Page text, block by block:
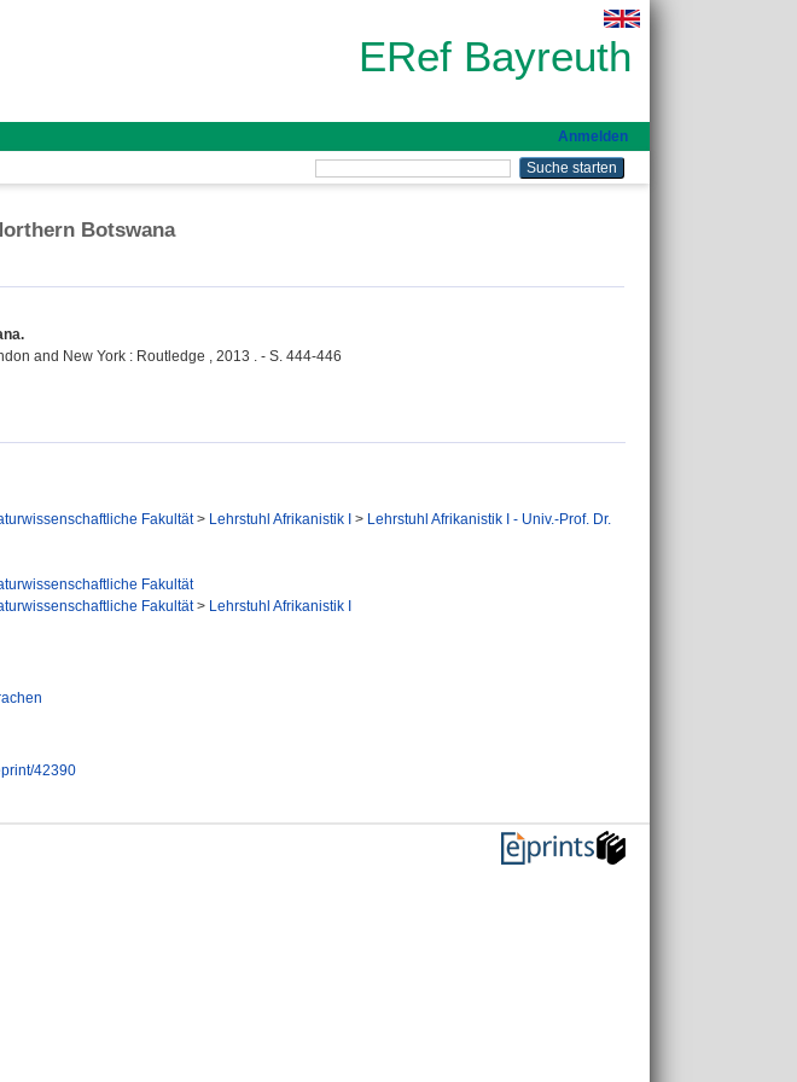
ERef Bayreuth
Anmelden
Botswana
and New York : Routledge , 2013 . - S. 444-446
Fakultät> Lehrstuhl Afrikanistik I > Lehrstuhl Afrikanistik I - Univ.-Prof. Dr.
Fakultät
Fakultät> Lehrstuhl Afrikanistik I
42390